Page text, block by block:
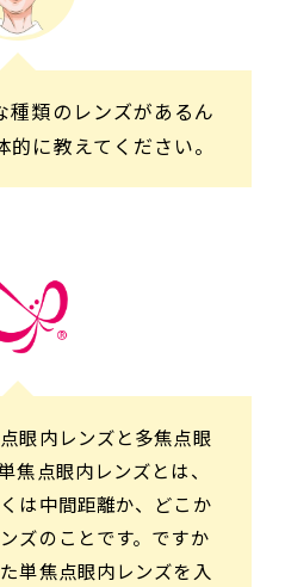
種類のレンズがあるん
に教えてください。
眼内レンズと多焦点眼
焦点眼内レンズとは、
は中間距離か、どこか
ズのことです。ですか
単焦点眼内レンズを入